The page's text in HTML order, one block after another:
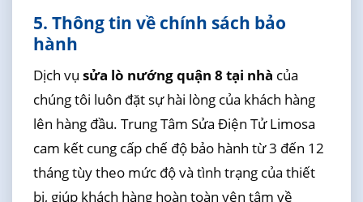
5. Thông tin về chính sách bảo
hành
Dịch vụ sửa lò nướng quận 8 tại nhà của
chúng tôi luôn đặt sự hài lòng của khách hàng
lên hàng đầu. Trung Tâm Sửa Điện Tử Limosa
cam kết cung cấp chế độ bảo hành từ 3 đến 12
tháng tùy theo mức độ và tình trạng của thiết
bị, giúp khách hàng hoàn toàn yên tâm về